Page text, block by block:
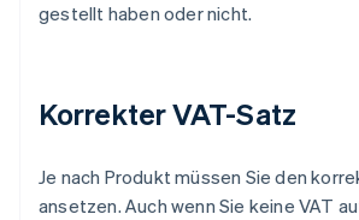
gestellt haben oder nicht.
Korrekter VAT-Satz
Je nach Produkt müssen Sie den
ansetzen. Auch wenn Sie keine VAT